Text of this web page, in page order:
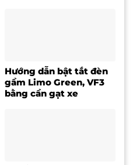
Hướng dẫn bật tắt đèn
gầm Limo Green, VF3
bằng cần gạt xe